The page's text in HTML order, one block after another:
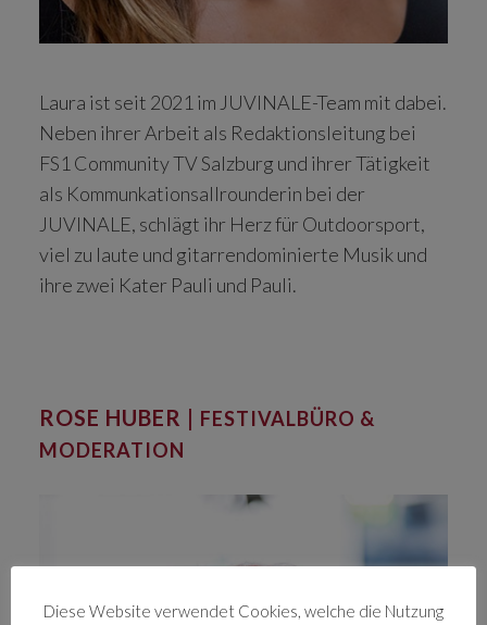
Laura ist seit 2021 im JUVINALE-Team mit dabei.
Neben ihrer Arbeit als Redaktionsleitung bei
FS1 Community TV Salzburg und ihrer Tätigkeit
als Kommunkationsallrounderin bei der
JUVINALE, schlägt ihr Herz für Outdoorsport,
viel zu laute und gitarrendominierte Musik und
ihre zwei Kater Pauli und Pauli.
ROSE HUBER | FESTIVALBÜRO &
MODERATION
Diese Website verwendet Cookies, welche die Nutzung